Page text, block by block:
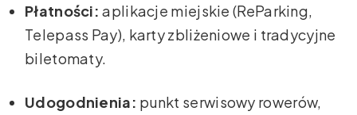
Płatności: aplikacje miejskie (ReParking,
Telepass Pay), karty zbliżeniowe i tradycyjne
biletomaty.
Udogodnienia: punkt serwisowy rowerów,